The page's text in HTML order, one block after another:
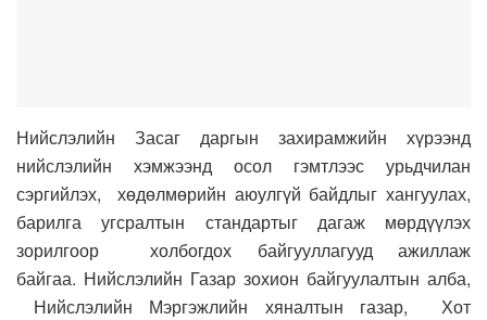
Нийслэлийн Засаг даргын захирамжийн хүрээнд
нийслэлийн хэмжээнд осол гэмтлээс урьдчилан
сэргийлэх, хөдөлмөрийн аюулгүй байдлыг хангуулах,
барилга угсралтын стандартыг дагаж мөрдүүлэх
зорилгоор холбогдох байгууллагууд ажиллаж
байгаа. Нийслэлийн Газар зохион байгуулалтын алба,
Нийслэлийн Мэргэжлийн хяналтын газар, Хот